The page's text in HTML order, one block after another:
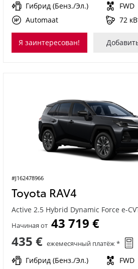
Гибрид (Бенз./Эл.)
FWD
Automaat
72
Я заинтересован!
#J162478966
Toyota RAV4
Начиная от 43 719 €
435 € ежемесячный платёж *
Гибрид (Бенз./Эл.)
FWD